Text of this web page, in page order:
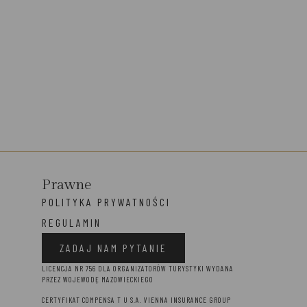
Prawne
POLITYKA PRYWATNOŚCI
REGULAMIN
ZADAJ NAM PYTANIE
LICENCJA NR 756 DLA ORGANIZATORÓW TURYSTYKI WYDANA
PRZEZ WOJEWODĘ MAZOWIECKIEGO
CERTYFIKAT COMPENSA T U S.A. VIENNA INSURANCE GROUP